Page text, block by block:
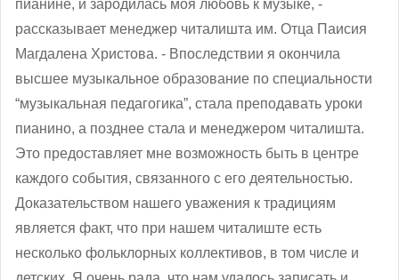
пианине, и зародилась моя любовь к музыке, -
рассказывает менеджер читалишта им. Отца Паисия
Магдалена Христова. - Впоследствии я окончила
высшее музыкальное образование по специальности
“музыкальная педагогика”, стала преподавать уроки
пианино, а позднее стала и менеджером читалишта.
Это предоставляет мне возможность быть в центре
каждого события, связанного с его деятельностью.
Доказательством нашего уважения к традициям
является факт, что при нашем читалиште есть
несколько фольклорных коллективов, в том числе и